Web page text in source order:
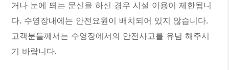
거나 눈에 띄는 문신을 하신 경우 시설 이용이 제한됩니
다. 수영장내에는 안전요원이 배치되어 있지 않습니다.
고객분들께서는 수영장에서의 안전사고를 유념 해주시
기 바랍니다.